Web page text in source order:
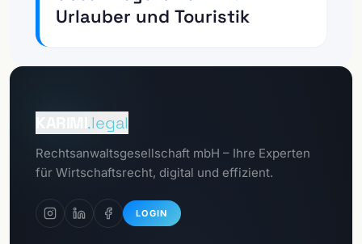
Urlauber und Touristik
.legal
Rechtsanwaltsgesellschaft mbH – Ihre Experten
für Wirtschaftsrecht, digital und effizient.
LOGIN
Zum
Datenschutzportal